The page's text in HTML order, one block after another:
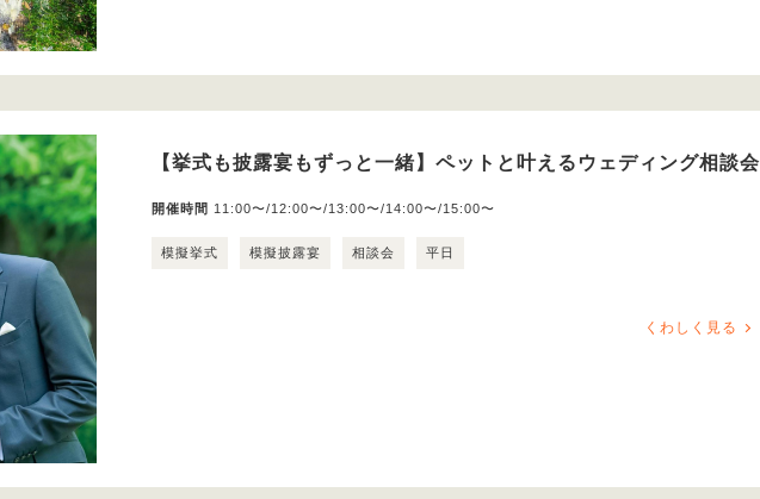
【挙式も披露宴もずっと一緒】ペットと叶えるウェディング相談会
開催時間 11:00〜/12:00〜/13:00〜/14:00〜/15:00〜
模擬挙式 模擬披露宴 相談会 平日
くわしく見る